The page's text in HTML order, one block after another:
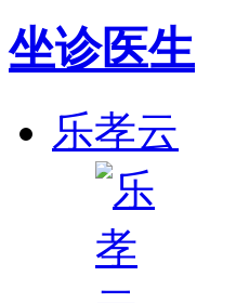
坐诊医生
乐孝云